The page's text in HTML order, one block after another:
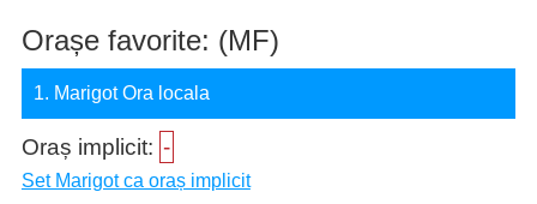
Orașe favorite: (MF)
1. Marigot Ora locala
Oraș implicit: -
Set Marigot ca oraș implicit